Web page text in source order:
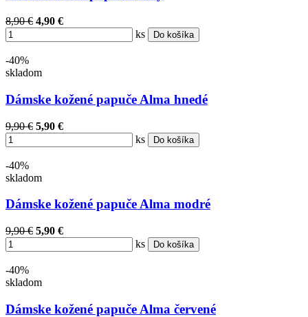
8,90 € 4,90 €
ks
Do košíka
-40%
skladom
Dámske kožené papuče Alma hnedé
9,90 € 5,90 €
ks
Do košíka
-40%
skladom
Dámske kožené papuče Alma modré
9,90 € 5,90 €
ks
Do košíka
-40%
skladom
Dámske kožené papuče Alma červené